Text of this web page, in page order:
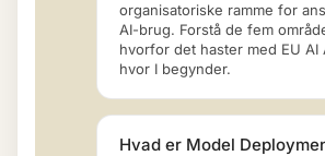
organisatoriske ramme for
AI-brug. Forstå de fem
hvorfor det haster med EU AI
hvor I begynder.
Hvad er Model